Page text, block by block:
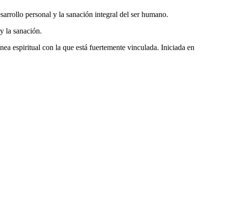
personal y la sanación integral del ser humano.
la sanación.
espiritual con la que está fuertemente vinculada. Iniciada en